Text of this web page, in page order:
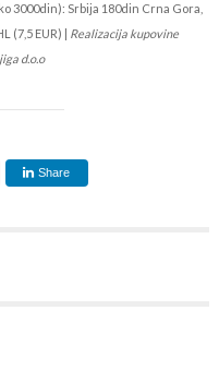
3000din): Srbija 180din Crna Gora,
(7,5 EUR) | Realizacija kupovine
d.o.o
Share